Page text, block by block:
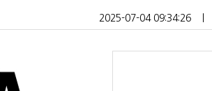
2025-07-04 09:34:26